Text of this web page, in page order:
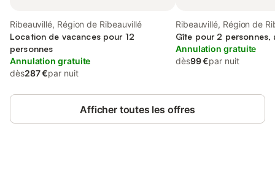
Ribeauvillé, Région de Ribeauvillé
Location de vacances pour 12
personnes
Annulation gratuite
dès287 €par nuit
Ribeauvillé, Région de
Gîte pour 2 personnes,
Annulation gratuite
dès99 €par nuit
Afficher toutes les offres